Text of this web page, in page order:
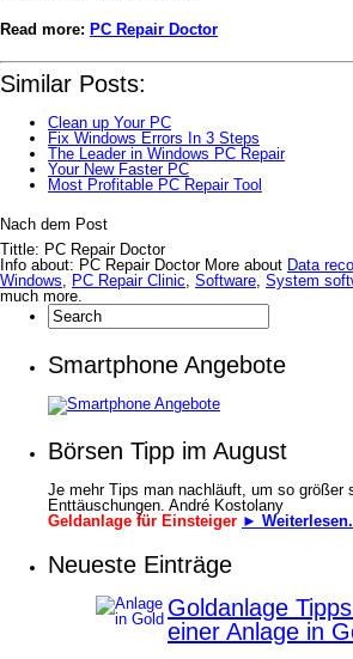
Read more: PC Repair Doctor
Similar Posts:
Clean up Your PC
Fix Windows Errors In 3 Steps
The Leader in Windows PC Repair
Your New Faster PC
Most Profitable PC Repair Tool
Nach dem Post
Tittle: PC Repair Doctor
Info about: PC Repair Doctor More about Data
Windows
PC Repair Clinic Software System
much more.
Smartphone Angebote
Börsen Tipp im August
Je mehr Tips man nachläuft, um so größer
Enttäuschungen. André Kostolany
Geldanlage für Einsteiger ►
Neueste Einträge
Goldanlage
einer Anlage in